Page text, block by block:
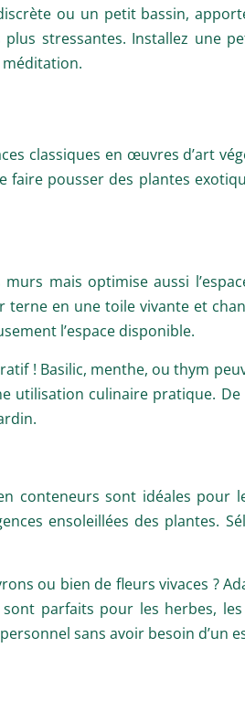
ou un petit bassin,
stressantes. Installez une
méditation.
classiques en œuvres d’art
pousser des plantes
mais optimise aussi
en une toile vivante et
l’espace disponible.
! Basilic, menthe, ou thym
utilisation culinaire pratique. De
conteneurs sont idéales pour
ensoleillées des plantes.
ou bien de fleurs vivaces ?
parfaits pour les herbes,
sans avoir besoin d’un